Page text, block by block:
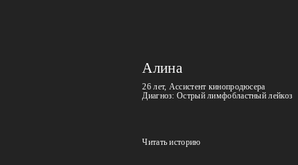
Алина
26 лет, Ассистент кинопродюсера
Диагноз: Острый лимфобластный лейкоз
Читать историю